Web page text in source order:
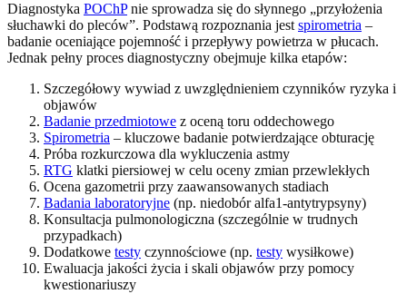
Diagnostyka POChPnie sprowadza się do słynnego „przyłożenia
słuchawki do pleców”. Podstawą rozpoznania jest spirometria –
badanie oceniające pojemność i przepływy powietrza w płucach.
Jednak pełny proces diagnostyczny obejmuje kilka etapów:
Szczegółowy wywiad z uwzględnieniem czynników ryzyka i
objawów
Badanie przedmiotowe z oceną toru oddechowego
Spirometria – kluczowe badanie potwierdzające obturację
Próba rozkurczowa dla wykluczenia astmy
RTG klatki piersiowej w celu oceny zmian przewlekłych
Ocena gazometrii przy zaawansowanych stadiach
Badania laboratoryjne (np. niedobór alfa1-antytrypsyny)
Konsultacja pulmonologiczna (szczególnie w trudnych
przypadkach)
Dodatkowe testy czynnościowe (np. testy wysiłkowe)
Ewaluacja jakości życia i skali objawów przy pomocy
kwestionariuszy